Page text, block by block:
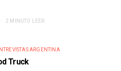
2 MINUTO LEER
ARGENTINA
Truck